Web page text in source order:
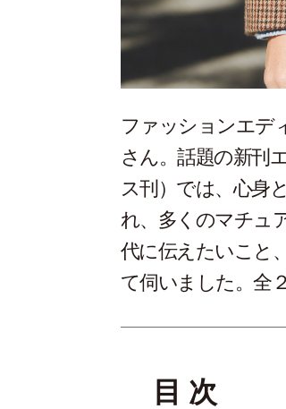
ファッションエデ
さん。話題の新刊
ス刊）では、心身
れ、多くのマチュ
代に伝えたいこと
て伺いました。全
目 次